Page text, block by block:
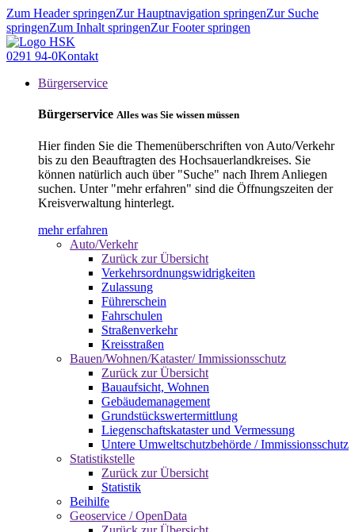
Zum Header springenZur Hauptnavigation springenZur Suche
springenZum Inhalt springenZur Footer springen
0291 94-0Kontakt
Bürgerservice
Bürgerservice Alles was Sie wissen müssen
Hier finden Sie die Themenüberschriften von Auto/Verkehr
bis zu den Beauftragten des Hochsauerlandkreises. Sie
können natürlich auch über "Suche" nach Ihrem Anliegen
suchen. Unter "mehr erfahren" sind die Öffnungszeiten der
Kreisverwaltung hinterlegt.
mehr erfahren
Auto/Verkehr
Zurück zur Übersicht
Verkehrsordnungswidrigkeiten
Zulassung
Führerschein
Fahrschulen
Straßenverkehr
Kreisstraßen
Bauen/Wohnen/Kataster/ Immissionsschutz
Zurück zur Übersicht
Bauaufsicht, Wohnen
Gebäudemanagement
Grundstückswertermittlung
Liegenschaftskataster und Vermessung
Untere Umweltschutzbehörde / Immissionsschutz
Statistikstelle
Zurück zur Übersicht
Statistik
Beihilfe
Geoservice / OpenData